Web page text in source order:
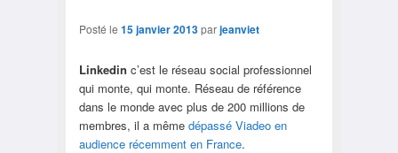
Posté le 15 janvier 2013parjeanviet
Linkedin c’est le réseau social professionnel
qui monte, qui monte. Réseau de référence
dans le monde avec plus de 200 millions de
membres, il a même dépassé Viadeo en
audience récemment en France.